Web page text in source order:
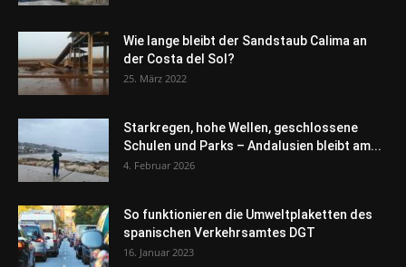
Wie lange bleibt der Sandstaub Calima an
der Costa del Sol?
25. März 2022
Starkregen, hohe Wellen, geschlossene
Schulen und Parks – Andalusien bleibt am...
4. Februar 2026
So funktionieren die Umweltplaketten des
spanischen Verkehrsamtes DGT
16. Januar 2023